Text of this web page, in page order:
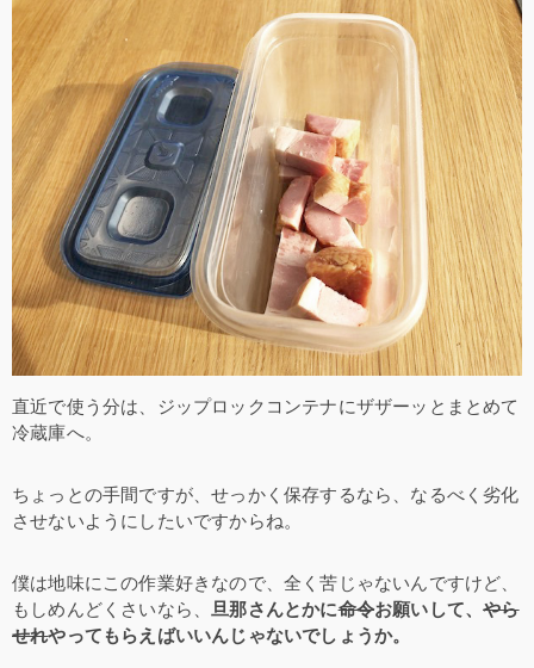
直近で使う分は、ジップロックコンテナにザザーッとまとめて
冷蔵庫へ。
ちょっとの手間ですが、せっかく保存するなら、なるべく劣化
させないようにしたいですからね。
僕は地味にこの作業好きなので、全く苦じゃないんですけど、
もしめんどくさいなら、旦那さんとかに命令お願いして、やら
せれやってもらえばいいんじゃないでしょうか。